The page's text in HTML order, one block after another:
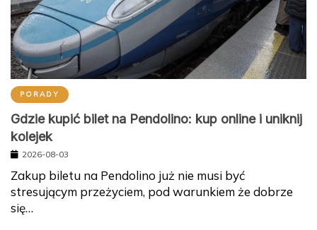
PORADY
Gdzie kupić bilet na Pendolino: kup online i uniknij
kolejek
2026-08-03
Zakup biletu na Pendolino już nie musi być
stresującym przeżyciem, pod warunkiem że dobrze
się…